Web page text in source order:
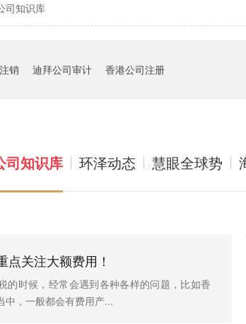
司知识库
销 迪拜公司审计 香港公司注册
司知识库 环泽动态 慧眼全球势
点关注大额费用！
的时候，经常会遇到各种各样的问题，比如香
中，一般都会有费用产...